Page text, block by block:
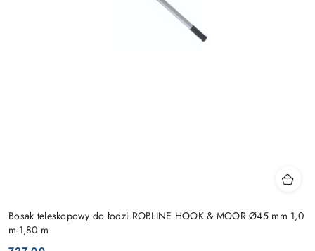
Bosak teleskopowy do łodzi ROBLINE HOOK & MOOR Ø45 mm 1,0
m-1,80 m